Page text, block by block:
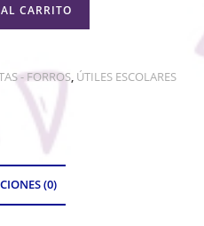
CARRITO
- FORROS, ÚTILES ESCOLARES
(0)